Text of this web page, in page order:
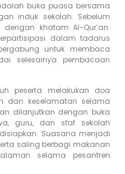
buka puasa bersama
induk sekolah. Sebelum
khatam Al-Qur’an.
dalam tadarus
untuk membaca
selesainya pembacaan
peserta melakukan doa
dan keselamatan selama
dilanjutkan dengan buka
guru, dan staf sekolah
Suasana menjadi
saling berbagi makanan
selama pesantren